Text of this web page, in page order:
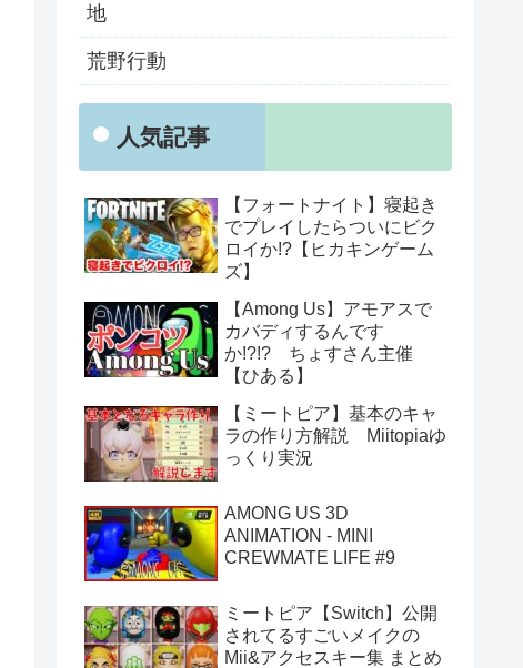
地
荒野行動
人気記事
【フォートナイト】寝起き
でプレイしたらついにビク
ロイか!?【ヒカキンゲーム
ズ】
【Among Us】アモアスで
カバディするんです
か!?!? ちょすさん主催
【ひある】
【ミートピア】基本のキャ
ラの作り方解説 Miitopiaゆ
っくり実況
AMONG US 3D
ANIMATION - MINI
CREWMATE LIFE #9
ミートピア【Switch】公開
されてるすごいメイクの
Mii&アクセスキー集 まとめ